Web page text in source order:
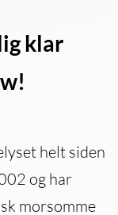
klar
helt siden
og har
morsomme